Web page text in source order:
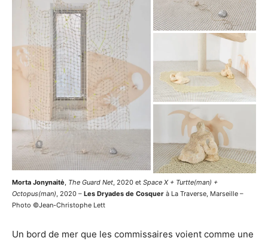
Morta Jonynaitė The Guard Net , 2020 et Space X + Turtte(man) +
Octopus(man) , 2020 – Les Dryades de Cosquer à La Traverse, Marseille –
Photo ©Jean-Christophe Lett
Un bord de mer que les commissaires voient comme une